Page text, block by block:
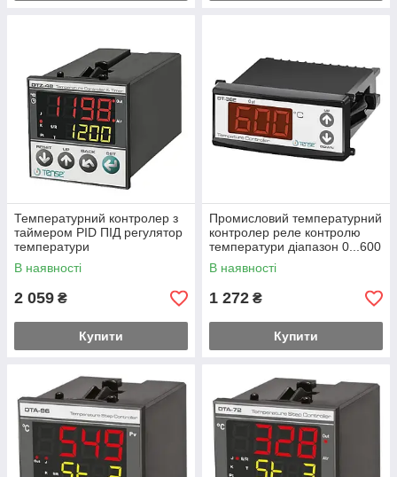
Температурний контролер з
таймером PID ПІД регулятор
температури
В наявності
2 059 ₴
Купити
Промисловий температурний
контролер реле контролю
температури діапазон 0...600
°C щитовий 78*36 мм
В наявності
1 272 ₴
Купити